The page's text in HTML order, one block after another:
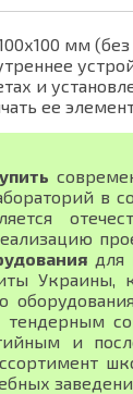
мм (без
и
ее
для
Украины,
и